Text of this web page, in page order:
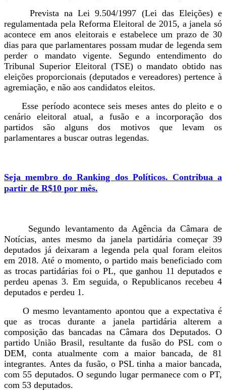
Prevista na Lei 9.504/1997 (Lei das Eleições) e
regulamentada pela Reforma Eleitoral de 2015, a janela só
acontece em anos eleitorais e estabelece um prazo de 30
dias para que parlamentares possam mudar de legenda sem
perder o mandato vigente. Segundo entendimento do
Tribunal Superior Eleitoral (TSE) o mandato obtido nas
eleições proporcionais (deputados e vereadores) pertence à
agremiação, e não aos candidatos eleitos.
Esse período acontece seis meses antes do pleito e o
cenário eleitoral atual, a fusão e a incorporação dos
partidos são alguns dos motivos que levam os
parlamentares a buscar outras legendas.
Seja membro do Ranking dos Políticos. Contribua a
partir de R$10 por mês.
Segundo levantamento da Agência da Câmara de
Notícias, antes mesmo da janela partidária começar 39
deputados já deixaram a legenda pela qual foram eleitos
em 2018. Até o momento, o partido mais beneficiado com
as trocas partidárias foi o PL, que ganhou 11 deputados e
perdeu apenas 3. Em seguida, o Republicanos recebeu 4
deputados e perdeu 1.
O mesmo levantamento apontou que a expectativa é
que as trocas durante a janela partidária alterem a
composição das bancadas na Câmara dos Deputados. O
partido União Brasil, resultante da fusão do PSL com o
DEM, conta atualmente com a maior bancada, de 81
integrantes. Antes da fusão, o PSL tinha a maior bancada,
com 55 deputados. O segundo lugar permanece com o PT,
com 53 deputados.